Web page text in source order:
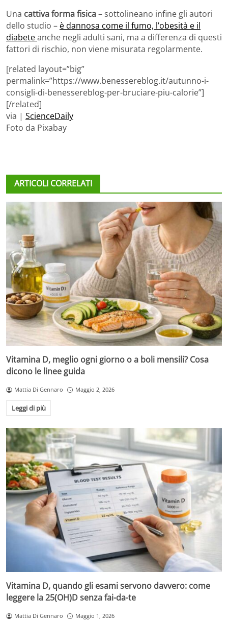
Una cattiva forma fisica– sottolineano infine gli autori
dello studio – è dannosa come il fumo, l’obesità e il
diabeteanche negli adulti sani, ma a differenza di questi
fattori di rischio, non viene misurata regolarmente.
[related layout=”big”
permalink=”https://www.benessereblog.it/autunno-i-
consigli-di-benessereblog-per-bruciare-piu-calorie”]
[/related]
via | ScienceDaily
Foto da Pixabay
ARTICOLI CORRELATI
Vitamina D, meglio ogni giorno o a boli mensili? Cosa
dicono le linee guida
Mattia Di Gennaro Maggio 2, 2026
Leggi di più
Vitamina D, quando gli esami servono davvero: come
leggere la 25(OH)D senza fai-da-te
Mattia Di Gennaro Maggio 1, 2026